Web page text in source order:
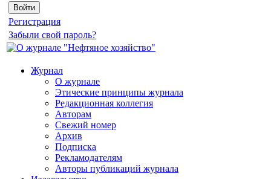
Регистрация
Забыли свой пароль?
Журнал
О журнале
Этические принципы журнала
Редакционная коллегия
Авторам
Свежий номер
Архив
Подписка
Рекламодателям
Авторы публикаций журнала